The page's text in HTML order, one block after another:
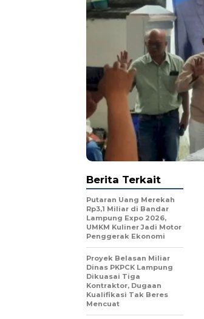
Berita Terkait
Putaran Uang Merekah
Rp3,1 Miliar di Bandar
Lampung Expo 2026,
UMKM Kuliner Jadi Motor
Penggerak Ekonomi
Proyek Belasan Miliar
Dinas PKPCK Lampung
Dikuasai Tiga
Kontraktor, Dugaan
Kualifikasi Tak Beres
Mencuat